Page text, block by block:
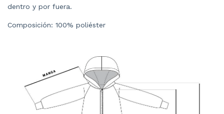
dentro y por fuera.
Composición: 100% poliéster